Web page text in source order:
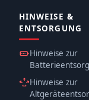
HINWEISE &
ENTSORGUNG
Hinweise zur
Hinweise zur